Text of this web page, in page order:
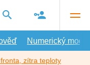
Numerický model
zítra teploty